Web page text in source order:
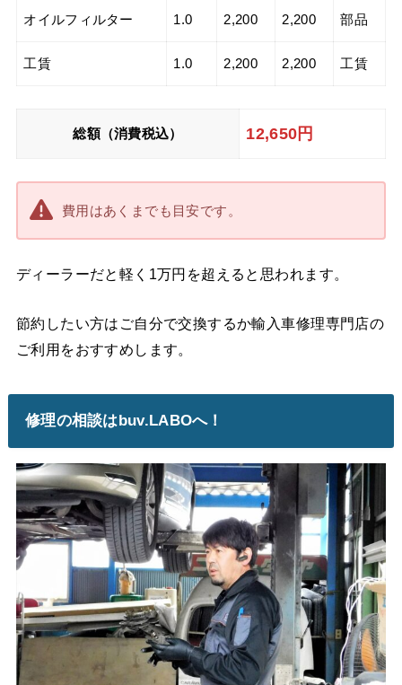
オイルフィルター 1.0 2,200 2,200 部品
工賃 1.0 2,200 2,200 工賃
総額（消費税込） 12,650 円
費用はあくまでも目安です。
ディーラーだと軽く1万円を超えると思われます。
節約したい方はご自分で交換するか輸入車修理専門店の
ご利用をおすすめします。
修理の相談はbuv.LABOへ！